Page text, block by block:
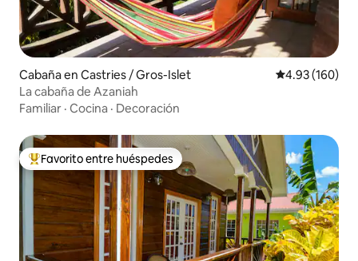
Cabaña en Castries / Gros-Islet Calificación
4.93 (160)
La cabaña de Azaniah
Familiar · Cocina · Decoración
Favorito entre huéspedes preferido
Favorito entre huéspedes